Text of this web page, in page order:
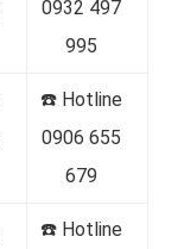
0932 497
995
☎️ Hotline
0906 655
679
☎️ Hotline